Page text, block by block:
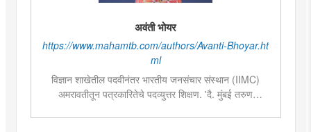
अवंती भोयर
https://www.mahamtb.com/authors/Avanti-Bhoyar.ht
ml
विज्ञान शाखेतील पदवीनंतर भारतीय जनसंचार संस्थान (IIMC)
अमरावतीतून पत्रकारितेचे पदव्युत्तर शिक्षण. 'दै. मुंबई तरुण
राजकारण या विषयात विशेष रस. हस्तकला, संगीत आणि कविता